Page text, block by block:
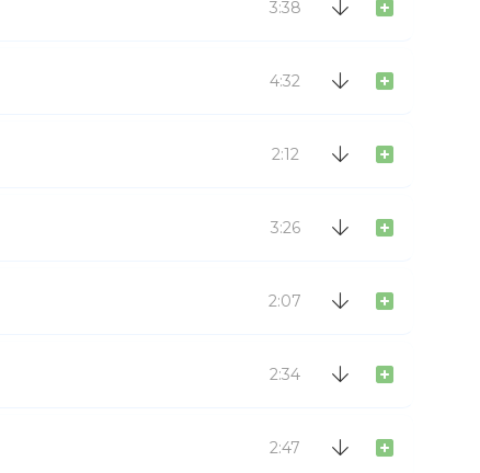
3:38
4:32
2:12
3:26
2:07
2:34
2:47